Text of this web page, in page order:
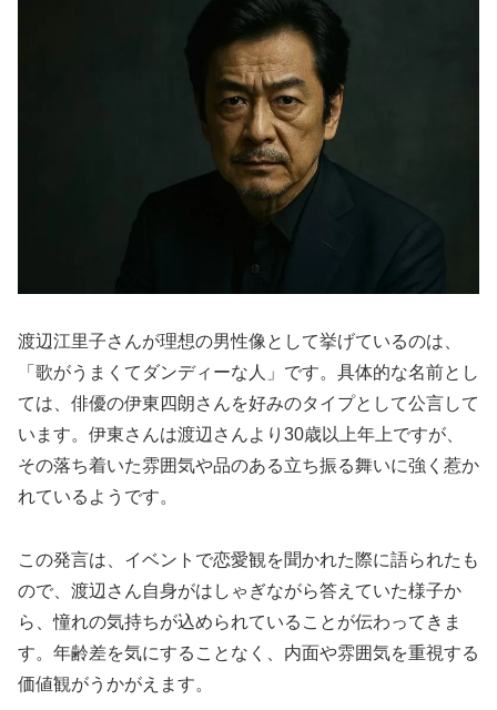
渡辺江里子さんが理想の男性像として挙げているのは、
「歌がうまくてダンディーな人」です。具体的な名前とし
ては、俳優の伊東四朗さんを好みのタイプとして公言して
います。伊東さんは渡辺さんより30歳以上年上ですが、
その落ち着いた雰囲気や品のある立ち振る舞いに強く惹か
れているようです。
この発言は、イベントで恋愛観を聞かれた際に語られたも
ので、渡辺さん自身がはしゃぎながら答えていた様子か
ら、憧れの気持ちが込められていることが伝わってきま
す。年齢差を気にすることなく、内面や雰囲気を重視する
価値観がうかがえます。